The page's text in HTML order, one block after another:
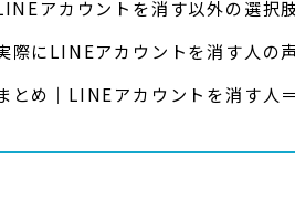
アカウントを消す以外の選択
際にLINEアカウントを消す人の
とめ｜LINEアカウントを消す人